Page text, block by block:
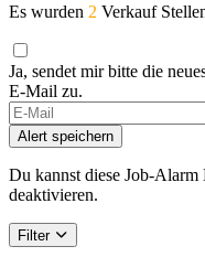
Es wurden 2 Verkauf
Ja, sendet mir bitte die
E-Mail zu.
Alert speichern
Du kannst diese Job-
deaktivieren.
Filter